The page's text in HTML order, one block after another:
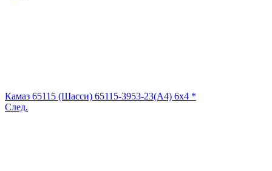
Камаз 65115 (Шасси) 65115-3953-23(А4) 6x4 *
След.